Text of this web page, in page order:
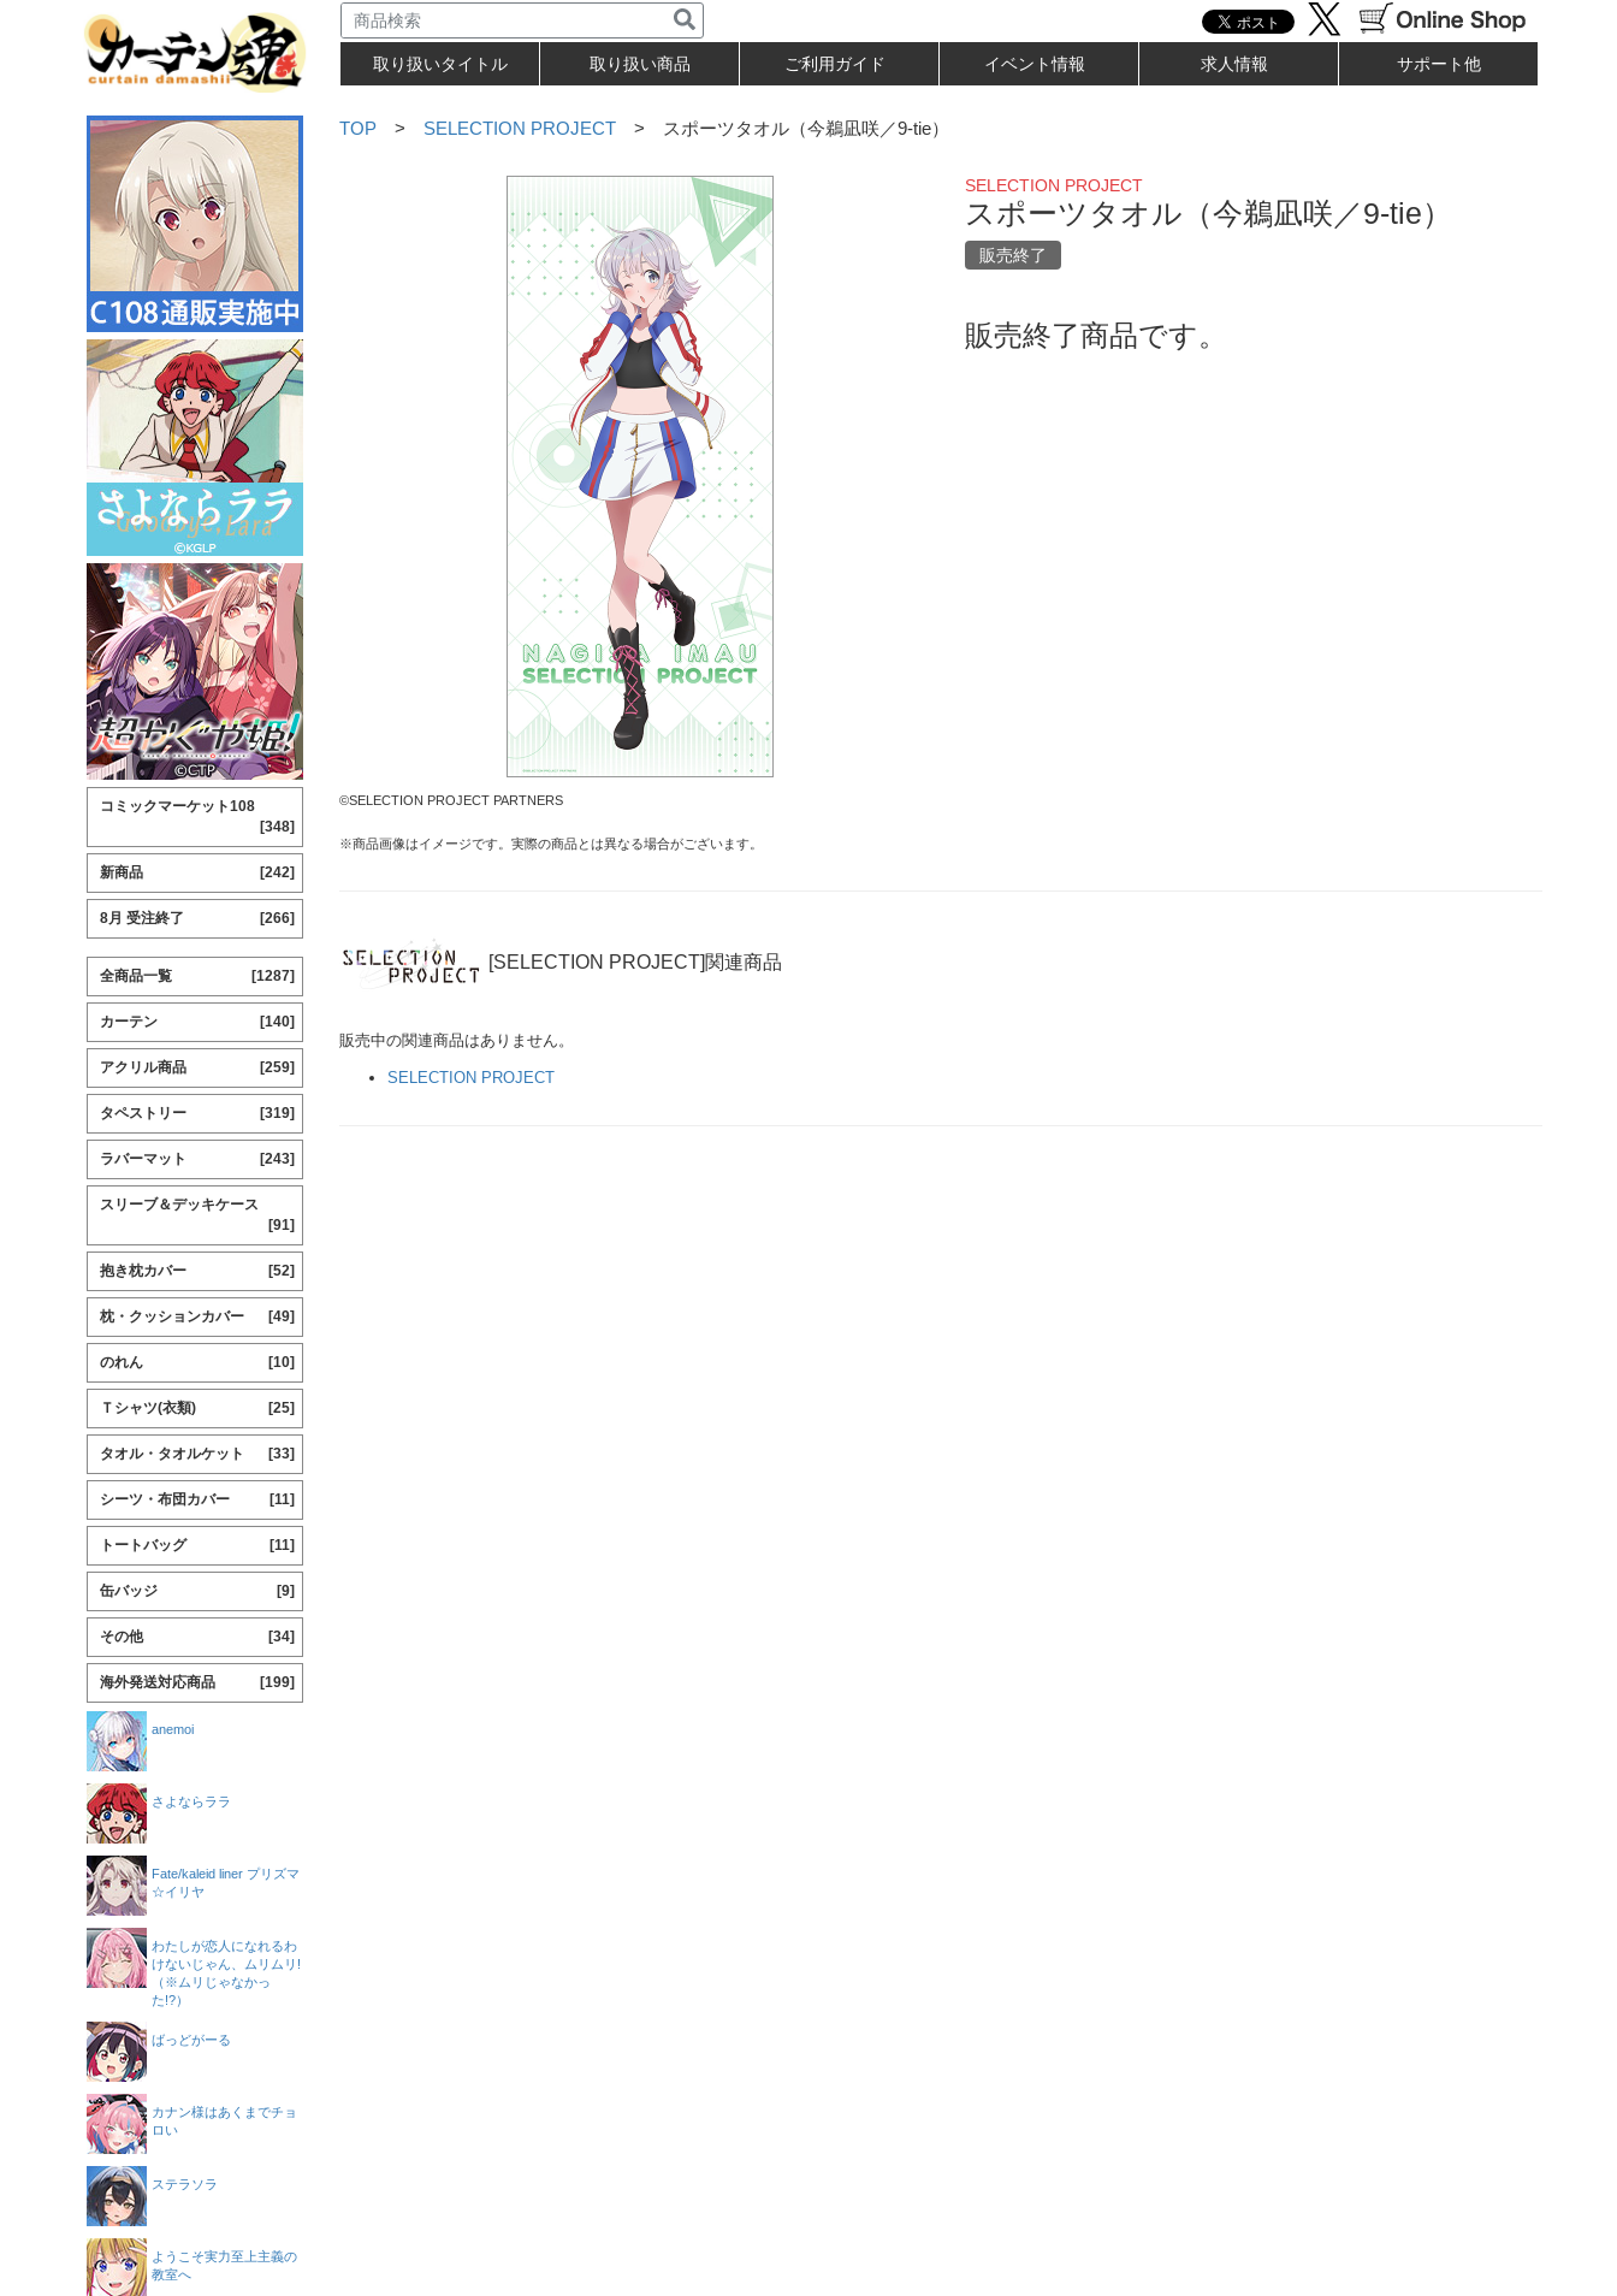
取り扱いタイトル 取り扱い商品 ご利用ガイド イベント情報 求人情報 サポート他
TOP > SELECTION PROJECT > スポーツタオル（今鵜凪咲／9-tie）
©SELECTION PROJECT PARTNERS
※商品画像はイメージです。実際の商品とは異なる場合がございます。
SELECTION PROJECT
スポーツタオル（今鵜凪咲／9-tie）
販売終了
販売終了商品です。
[SELECTION PROJECT]関連商品
販売中の関連商品はありません。
SELECTION PROJECT
コミックマーケット108
[348]
新商品 [242]
8月 受注終了 [266]
全商品一覧 [1287]
カーテン [140]
アクリル商品 [259]
タペストリー [319]
ラバーマット [243]
スリーブ＆デッキケース
[91]
抱き枕カバー [52]
枕・クッションカバー [49]
のれん [10]
Ｔシャツ(衣類) [25]
タオル・タオルケット [33]
シーツ・布団カバー [11]
トートバッグ [11]
缶バッジ [9]
その他 [34]
海外発送対応商品 [199]
anemoi
さよならララ
Fate/kaleid liner プリズマ
☆イリヤ
わたしが恋人になれるわ
けないじゃん、ムリムリ!
（※ムリじゃなかっ
た!?）
ばっどがーる
カナン様はあくまでチョ
ロい
ステラソラ
ようこそ実力至上主義の
教室へ